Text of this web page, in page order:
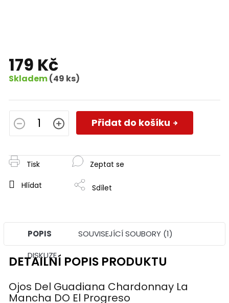
179 Kč
Skladem(49 ks)
Měrná
cena:
Přidat do košíku
Tisk Zeptat se
Hlídat Sdílet
POPIS
SOUVISEJÍCÍ SOUBORY (1)
DISKUZE
DETAILNÍ POPIS PRODUKTU
Ojos Del Guadiana Chardonnay La
Mancha DO El Progreso